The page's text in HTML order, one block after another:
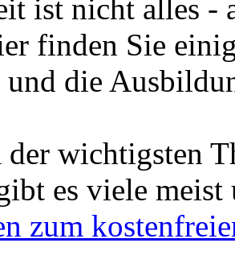
ist nicht alles -
finden Sie
und die
der wichtigsten
es viele
zum